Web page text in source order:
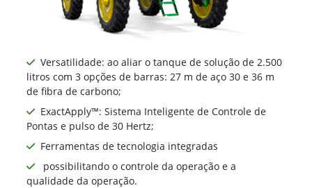
Versatilidade: ao aliar o tanque de solução de 2.500
litros com 3 opções de barras: 27 m de aço 30 e 36 m
de fibra de carbono;
ExactApply™: Sistema Inteligente de Controle de
Pontas e pulso de 30 Hertz;
Ferramentas de tecnologia integradas
possibilitando o controle da operação e a
qualidade da operação.